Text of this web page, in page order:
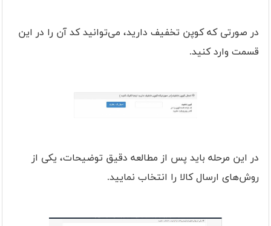
در صورتی که کوپن تخفیف دارید، می‌توانید کد آن را در این
قسمت وارد کنید.
در این مرحله باید پس از مطالعه دقیق توضیحات، یکی از
روش‌های ارسال کالا را انتخاب نمایید.